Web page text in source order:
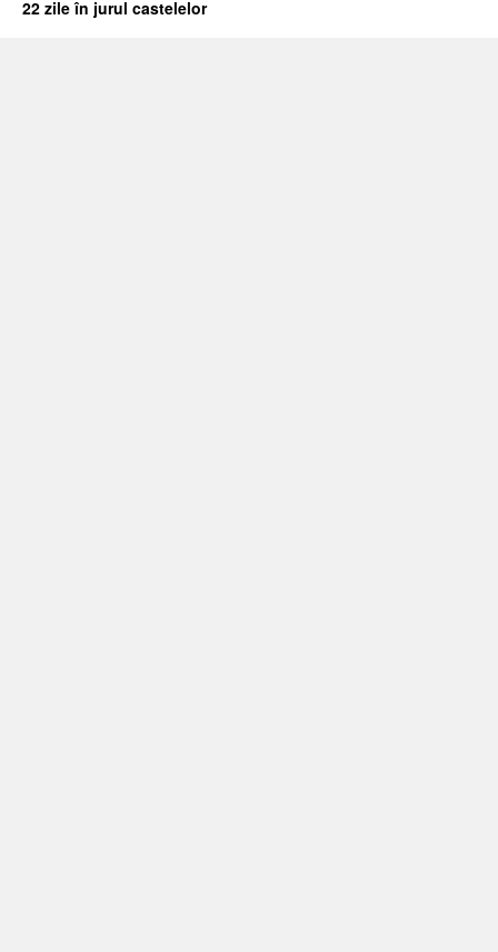
22 zile în jurul castelelor